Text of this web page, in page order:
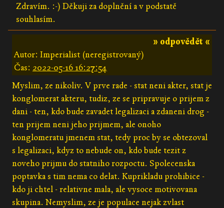
Zdravím. :-) Děkuji za doplnění a v podstatě
souhlasím.
» odpovědět «
Autor: Imperialist (neregistrovaný)
Čas: 2022-05-16 16:27:54
Myslim, ze nikoliv. V prve rade - stat neni akter, stat je
konglomerat akteru, tudiz, ze se pripravuje o prijem z
dani - ten, kdo bude zavadet legalizaci a zdaneni drog -
ten prijem neni jeho prijmem, ale onoho
konglomeratu jmenem stat, tedy proc by se obtezoval
s legalizaci, kdyz to nebude on, kdo bude tezit z
noveho prijmu do statniho rozpoctu. Spolecenska
poptavka s tim nema co delat. Kuprikladu prohibice -
kdo ji chtel - relativne mala, ale vysoce motivovana
skupina. Nemyslim, ze je populace nejak zvlast